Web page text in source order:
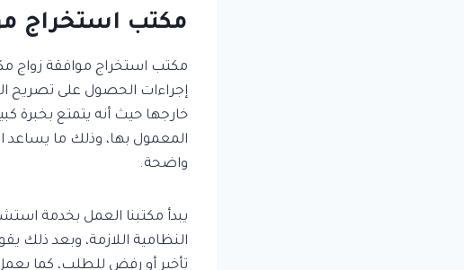
مكتب استخراج
مكتب استخراج موافقة زواج
إجراءات الحصول على تصريح
خارجها حيث أنه يتمتع بخبرة
المعمول بها، وذلك ما يساعد
واضحة.
يبدأ مكتبنا العمل بخدمة
النظامية اللازمة، وبعد ذلك
تأخير أو رفض للطلب، كما